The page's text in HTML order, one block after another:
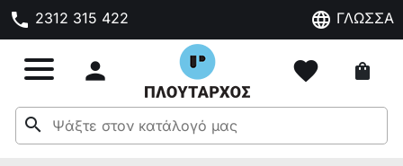
phone 2312 315 422 language ΓΛΩΣΣΑ
 favorite shopping_bag
search